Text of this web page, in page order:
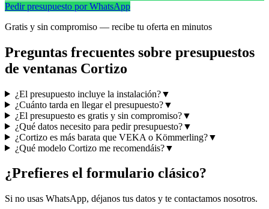
Pedir presupuesto por WhatsApp
Gratis y sin compromiso — recibe tu oferta en minutos
Preguntas frecuentes sobre presupuestos
de ventanas Cortizo
¿El presupuesto incluye la instalación?▼
¿Cuánto tarda en llegar el presupuesto?▼
¿El presupuesto es gratis y sin compromiso?▼
¿Qué datos necesito para pedir presupuesto?▼
¿Cortizo es más barata que VEKA o Kömmerling?▼
¿Qué modelo Cortizo me recomendáis?▼
¿Prefieres el formulario clásico?
Si no usas WhatsApp, déjanos tus datos y te contactamos nosotros.